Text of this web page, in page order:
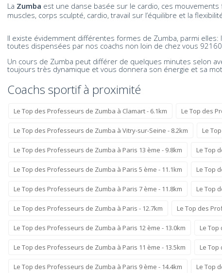
La Zumba est une danse basée sur le cardio, ces
muscles, corps sculpté, cardio, travail sur l’équilibre et la
Il existe évidemment différentes formes de Zumba, parmi elles:
toutes dispensées par nos coachs non loin de chez vous
Un cours de Zumba peut différer de quelques minutes selon
toujours très dynamique et vous donnera son énergie et sa
Coachs sportif à proximité
Le Top des Professeurs de Zumba à Clamart - 6.1km Le Top des
Le Top des Professeurs de Zumba à Vitry-sur-Seine - 8.2km Le
Le Top des Professeurs de Zumba à Paris 13 ème - 9.8km Le Top
Le Top des Professeurs de Zumba à Paris 5 ème - 11.1km Le Top
Le Top des Professeurs de Zumba à Paris 7 ème - 11.8km Le Top
Le Top des Professeurs de Zumba à Paris - 12.7km Le Top des
Le Top des Professeurs de Zumba à Paris 12 ème - 13.0km Le Top
Le Top des Professeurs de Zumba à Paris 11 ème - 13.5km Le Top
Le Top des Professeurs de Zumba à Paris 9 ème - 14.4km Le Top